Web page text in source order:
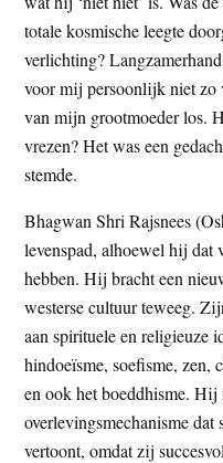
totale kosmische leegte
verlichting?
voor mij persoonlijk niet zo
van mijn grootmoeder los.
vrezen? Het was een
stemde.
Bhagwan Shri Rajsnees
levenspad, alhoewel hij dat
hebben. Hij bracht een
westerse cultuur teweeg.
aan spirituele en religieuze
hindoeïsme, soefisme, zen,
en ook het boeddhisme. Hij
overlevingsmechanisme dat
vertoont, omdat zij